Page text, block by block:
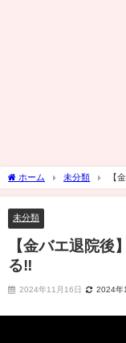
ホーム 未分類 【
未分類
【金バエ退院後
る‼
2024年11月16日 2024年